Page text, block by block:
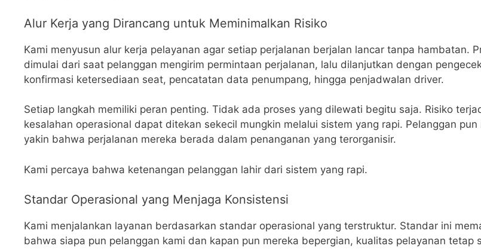
Alur Kerja yang Dirancang untuk Meminimalkan Risiko
Kami menyusun alur kerja pelayanan agar setiap perjalanan berjalan lancar tanpa hambatan.
dimulai dari saat pelanggan mengirim permintaan perjalanan, lalu dilanjutkan dengan
konfirmasi ketersediaan seat, pencatatan data penumpang, hingga penjadwalan driver.
Setiap langkah memiliki peran penting. Tidak ada proses yang dilewati begitu saja. Risiko
kesalahan operasional dapat ditekan sekecil mungkin melalui sistem yang rapi. Pelanggan pun
yakin bahwa perjalanan mereka berada dalam penanganan yang terorganisir.
Kami percaya bahwa ketenangan pelanggan lahir dari sistem yang rapi.
Standar Operasional yang Menjaga Konsistensi
Kami menjalankan layanan berdasarkan standar operasional yang terstruktur. Standar ini
bahwa siapa pun pelanggan kami dan kapan pun mereka bepergian, kualitas pelayanan tetap